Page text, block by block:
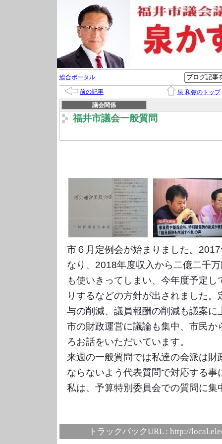
総合ポータル
前の記事
泉 和弥のトップ
議会関係
福井市議会一般質問
市６月定例会が始まりました。
なり、2018年度収入から二億二千
も使いきってしまい、今年度予定
りするなどの方針が出されました
与の削減、議員報酬の削減も議案に
市の財政運営に議論も集中、市民か
ろお話をいただいています。
来週の一般質問では私達の会派は財
ならないよう代表質問で対応する事
私は、予算特別委員会での質問に集
トラックバックURL : http://